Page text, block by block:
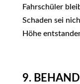
Fahrschüler
Schaden sei
Höhe
9.